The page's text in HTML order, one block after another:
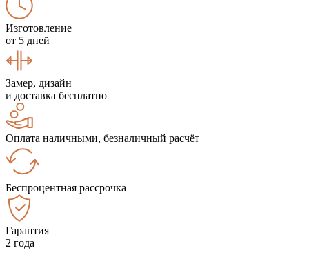
Изготовление
от 5 дней
Замер, дизайн
и доставка бесплатно
Оплата наличными, безналичный расчёт
Беспроцентная рассрочка
Гарантия
2 года